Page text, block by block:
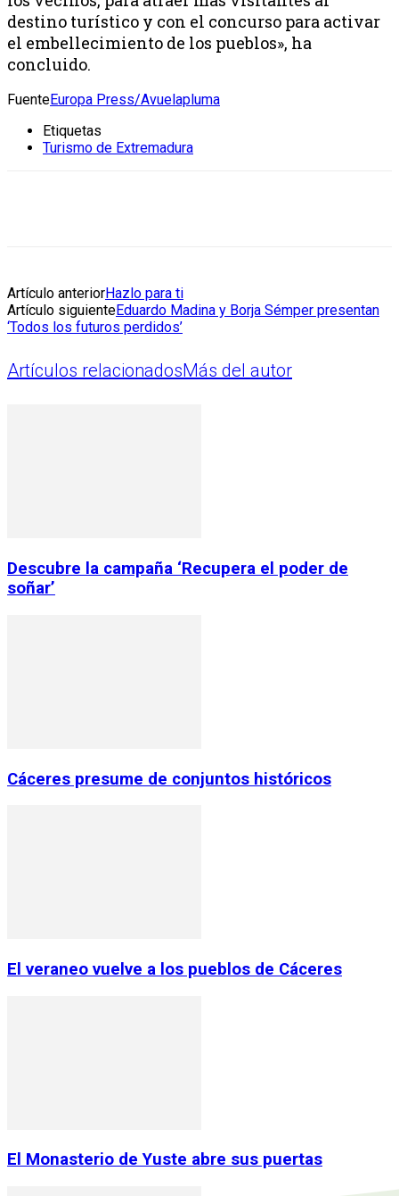
destino turístico y con el concurso para activar
el embellecimiento de los pueblos», ha
concluido.
FuenteEuropa Press/Avuelapluma
Etiquetas
Turismo de Extremadura
Artículo anteriorHazlo para ti
Artículo siguienteEduardo Madina y Borja Sémper presentan
‘Todos los futuros perdidos’
Artículos relacionadosMás del autor
Descubre la campaña ‘Recupera el poder de
soñar’
Cáceres presume de conjuntos históricos
El veraneo vuelve a los pueblos de Cáceres
El Monasterio de Yuste abre sus puertas